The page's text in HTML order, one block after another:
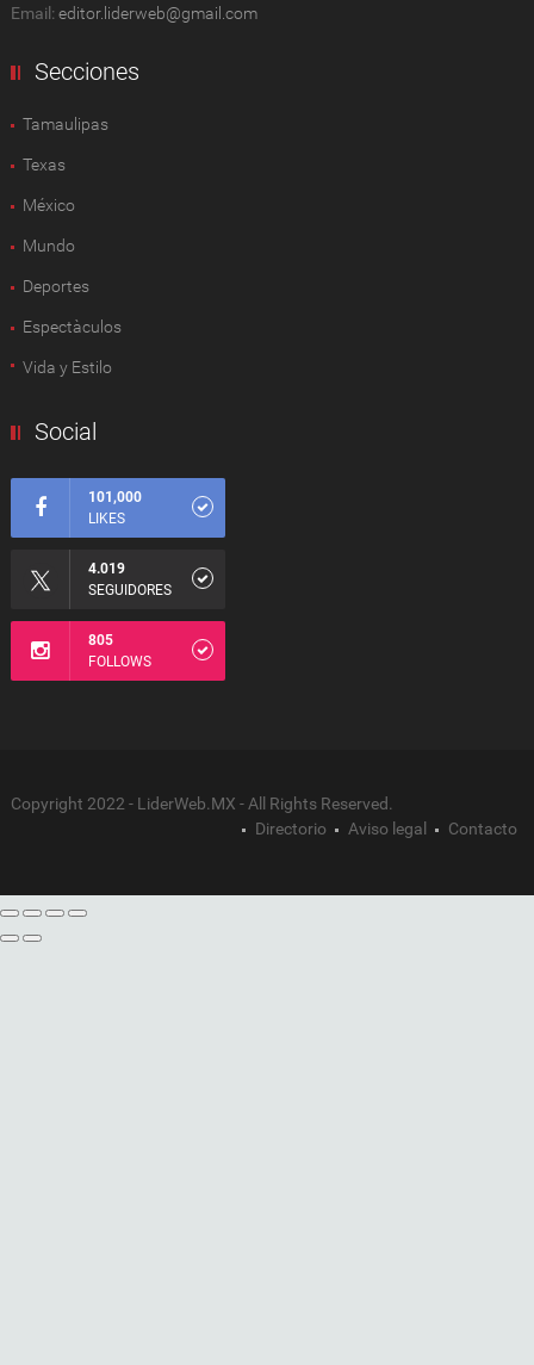
Email: editor.liderweb@gmail.com
Secciones
Tamaulipas
Texas
México
Mundo
Deportes
Espectàculos
Vida y Estilo
Social
101,000
LIKES
4.019
SEGUIDORES
805
FOLLOWS
Copyright 2022 - LiderWeb.MX - All Rights Reserved.
Directorio
Aviso legal Contacto